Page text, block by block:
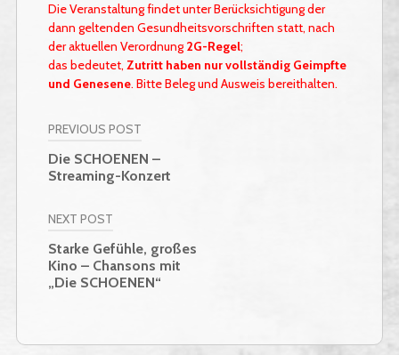
Die Veranstaltung findet unter Berücksichtigung der
dann geltenden Gesundheitsvorschriften statt, nach
der aktuellen Verordnung2G-Regel;
das bedeutet, Zutritt haben nur vollständig Geimpfte
und Genesene. Bitte Beleg und Ausweis bereithalten.
Beitragsnavigation
PREVIOUS POST
Die SCHOENEN –
Streaming-Konzert
NEXT POST
Starke Gefühle, großes
Kino – Chansons mit
„Die SCHOENEN“